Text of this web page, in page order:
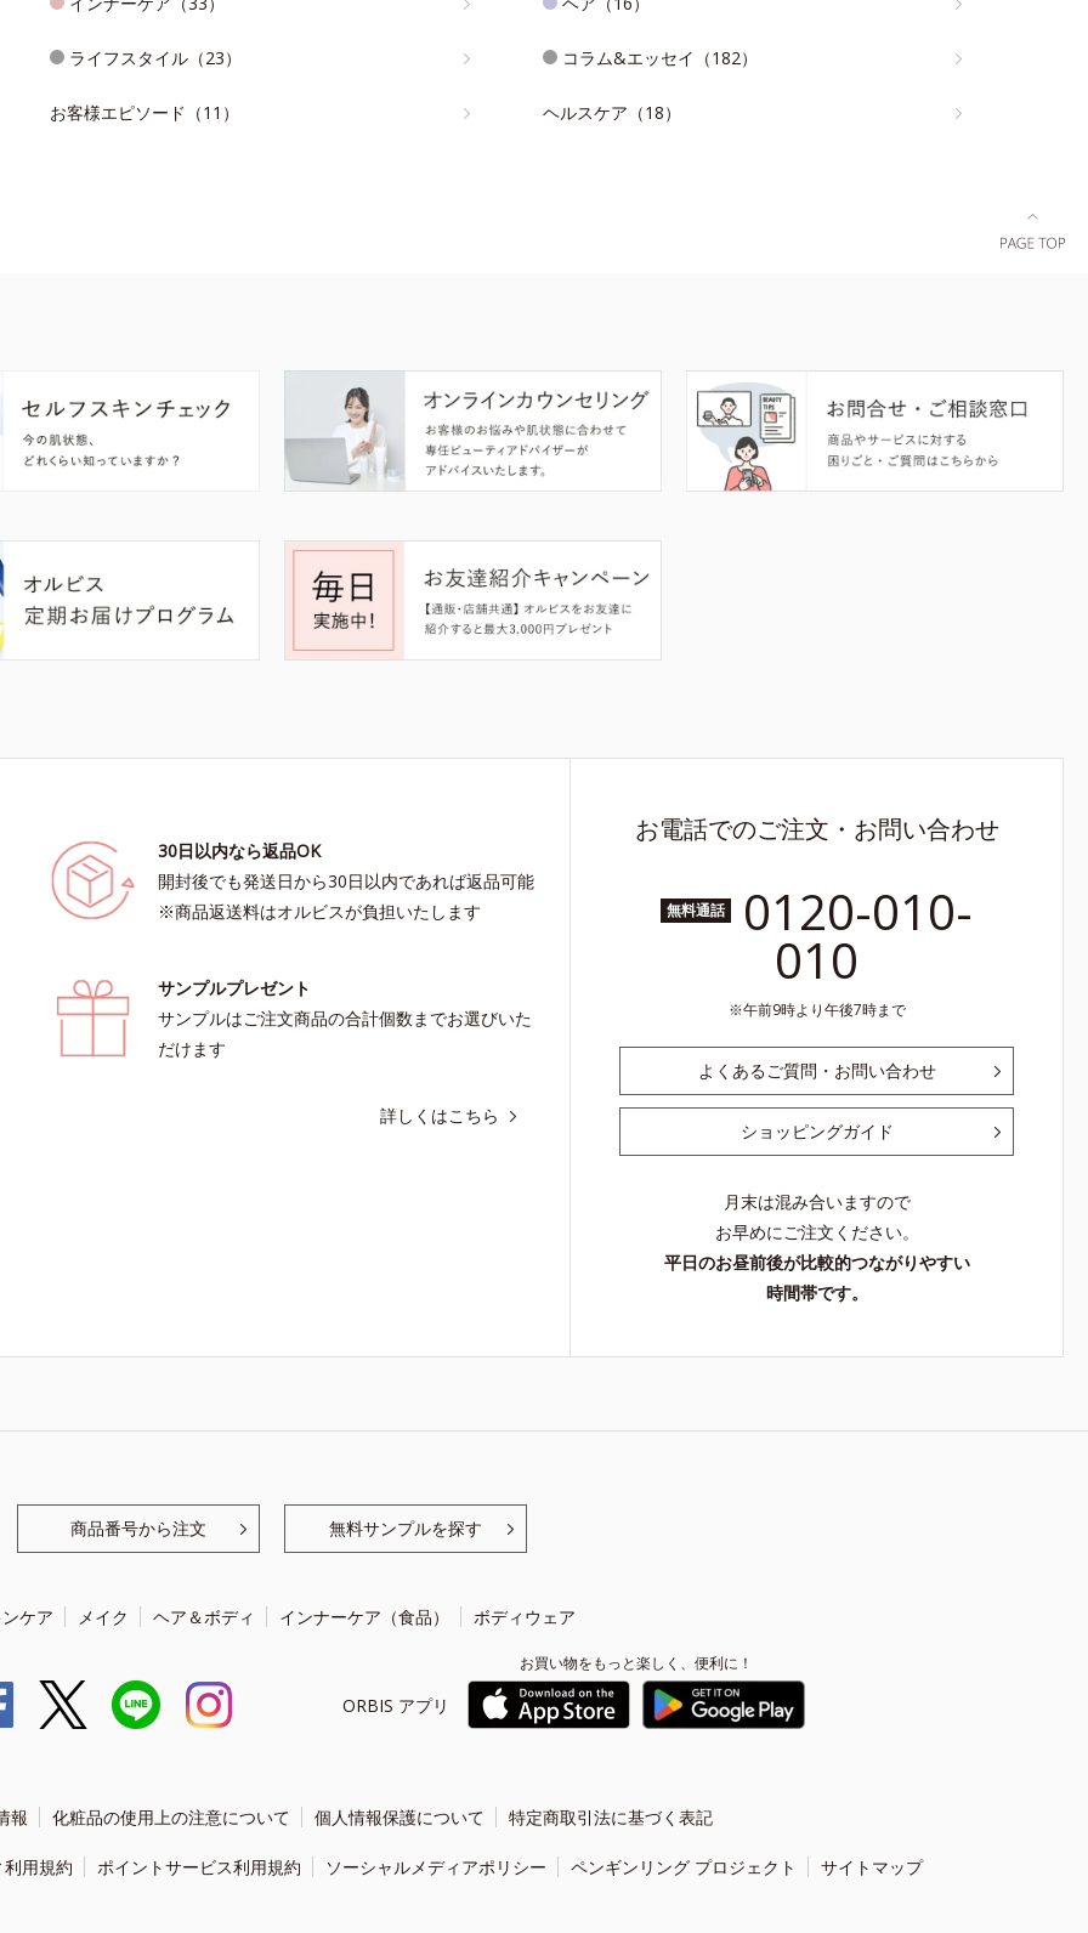
ライフスタイル（23） コラム&エッセイ（182）
お客様エピソード（11） ヘルスケア（18）
30日以内なら返品OK
開封後でも発送日から30日以内であれば返品可能
※商品返送料はオルビスが負担いたします
サンプルプレゼント
サンプルはご注文商品の合計個数までお選びいた
だけます
詳しくはこちら
お電話でのご注文・お問い合わせ
無料通話 0120-010-
010
午前9時より午後7時まで
よくあるご質問・お問い合わせ
ショッピングガイド
月末は混み合いますので
お早めにご注文ください。
平日のお昼前後が比較的つながりやすい
時間帯です。
商品番号から注文 無料サンプルを探す
ケア メイク ヘア＆ボディ インナーケア（食品） ボディウェア
ORBIS アプリ
お買い物をもっと楽しく、便利に！
報 化粧品の使用上の注意について 個人情報保護について 特定商取引法に基づく表記
用規約 ポイントサービス利用規約 ソーシャルメディアポリシー ペンギンリング プロジェクト サイトマップ